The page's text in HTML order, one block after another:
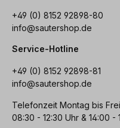
+49 (0) 8152 92898-80
info@sautershop.de
Service-Hotline
+49 (0) 8152 92898-81
info@sautershop.de
Telefonzeit Montag bis
08:30 - 12:30 Uhr & 14:00 -